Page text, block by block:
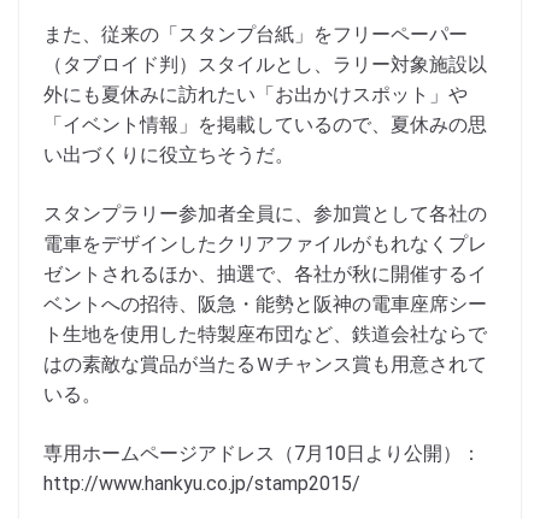
また、従来の「スタンプ台紙」をフリーペーパー
（タブロイド判）スタイルとし、ラリー対象施設以
外にも夏休みに訪れたい「お出かけスポット」や
「イベント情報」を掲載しているので、夏休みの思
い出づくりに役立ちそうだ。
スタンプラリー参加者全員に、参加賞として各社の
電車をデザインしたクリアファイルがもれなくプレ
ゼントされるほか、抽選で、各社が秋に開催するイ
ベントへの招待、阪急・能勢と阪神の電車座席シー
ト生地を使用した特製座布団など、鉄道会社ならで
はの素敵な賞品が当たるＷチャンス賞も用意されて
いる。
専用ホームページアドレス（7月10日より公開）：
http://www.hankyu.co.jp/stamp2015/